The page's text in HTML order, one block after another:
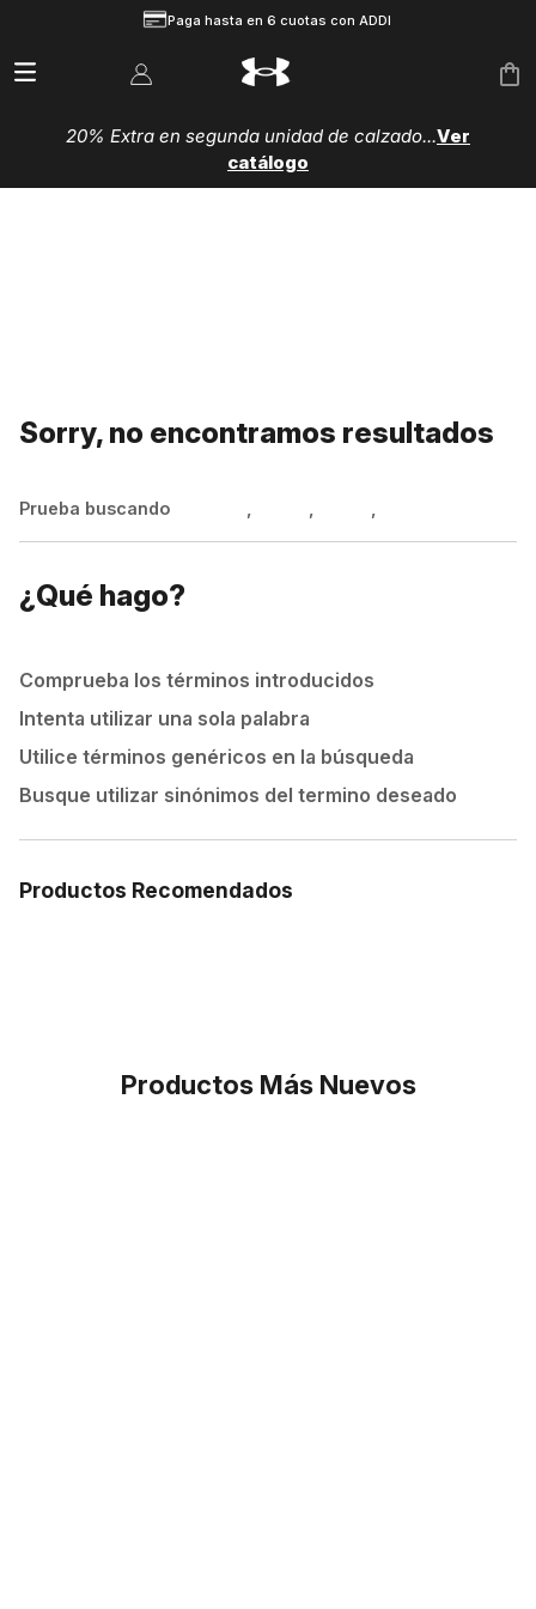
Paga hasta en 6 cuotas con ADDI
20% Extra en segunda unidad de calzado...Ver
catálogo
Sorry, no encontramos resultados
Prueba buscando , , ,
¿Qué hago?
Comprueba los términos introducidos
Intenta utilizar una sola palabra
Utilice términos genéricos en la búsqueda
Busque utilizar sinónimos del termino deseado
Productos Recomendados
Productos Más Nuevos